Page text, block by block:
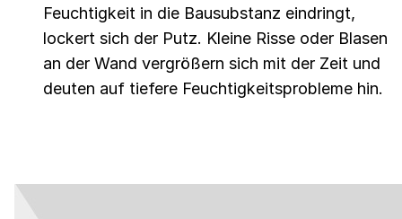
Feuchtigkeit in die Bausubstanz eindringt,
lockert sich der Putz. Kleine Risse oder Blasen
an der Wand vergrößern sich mit der Zeit und
deuten auf tiefere Feuchtigkeitsprobleme hin.